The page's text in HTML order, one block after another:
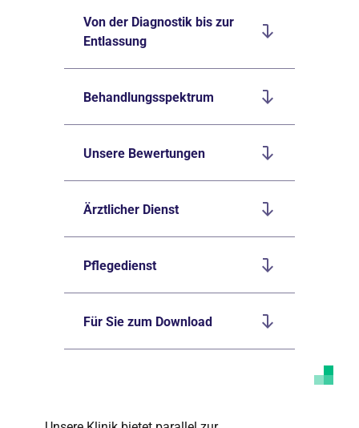
Von der Diagnostik bis zur
Entlassung
Behandlungsspektrum
Unsere Bewertungen
Ärztlicher Dienst
Pflegedienst
Für Sie zum Download